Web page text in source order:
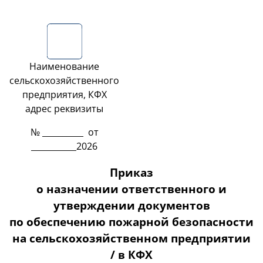
Наименование
сельскохозяйственного
предприятия, КФХ
адрес реквизиты
№ __________ от
___________2026
Приказ
о назначении ответственного и
утверждении документов
по обеспечению пожарной безопасности
на сельскохозяйственном предприятии
/ в КФХ